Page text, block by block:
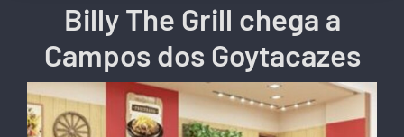
Billy The Grill chega a
Campos dos Goytacazes